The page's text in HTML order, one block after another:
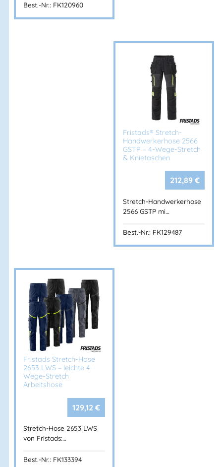
Mehr Information E-Mail: info@bannenberg.at
Best.-Nr.: FK120960
Fristads® Stretch-
Handwerkerhose 2566
GSTP – 4-Wege-Stretch
& Knietaschen
212,89 €
Stretch-Handwerkerhose
2566 GSTP mi…
Best.-Nr.: FK129487
Fristads Stretch-Hose
2653 LWS – leichte 4-
Wege-Stretch
Arbeitshose
129,12 €
Stretch-Hose 2653 LWS
von Fristads:…
Best.-Nr.: FK133394